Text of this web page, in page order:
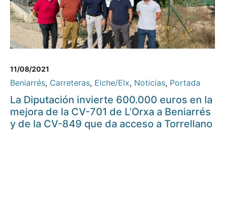
11/08/2021
Beniarrés, Carreteras, Elche/Elx, Noticias, Portada
La Diputación invierte 600.000 euros en la
mejora de la CV-701 de L’Orxa a Beniarrés
y de la CV-849 que da acceso a Torrellano